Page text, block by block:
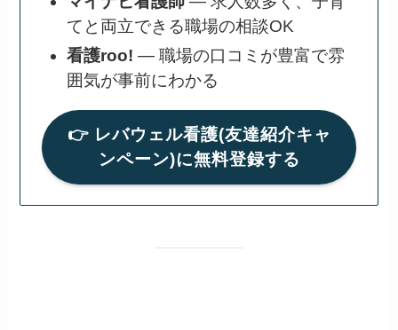
てと両立できる職場の相談OK
看護roo! — 職場の口コミが豊富で雰
囲気が事前にわかる
👉 レバウェル看護(友達紹介キャ
ンペーン)に無料登録する